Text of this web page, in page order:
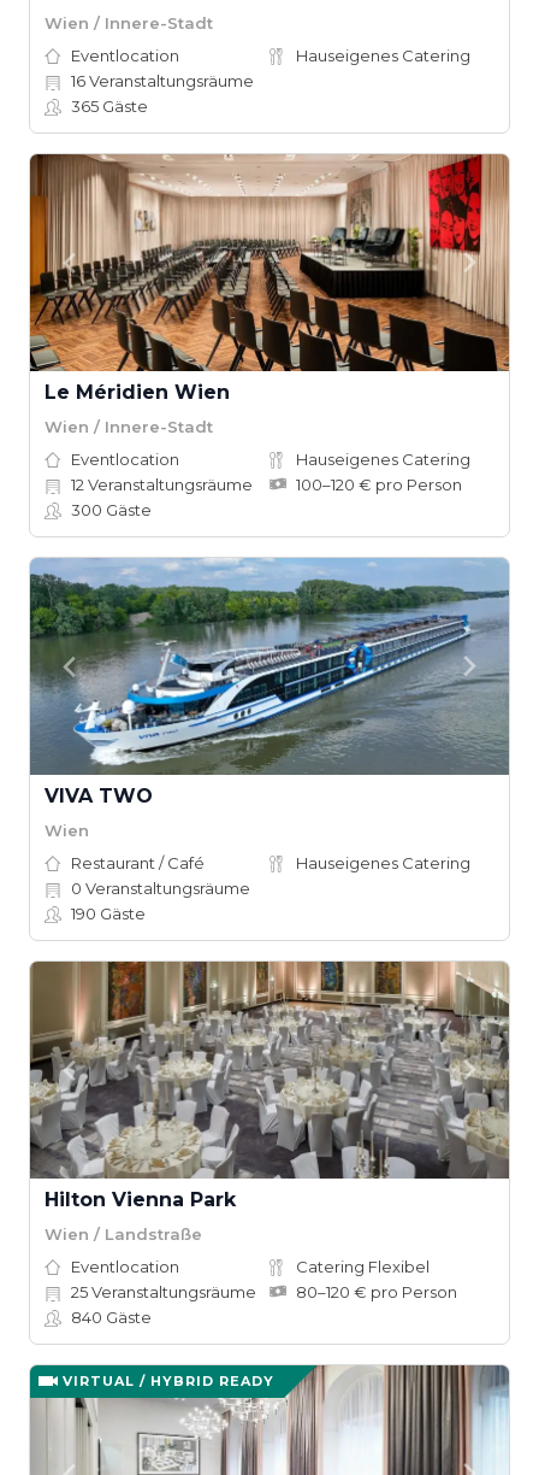
Wien / Innere-Stadt
Eventlocation
Hauseigenes Catering
16Veranstaltungsräume
365 Gäste
Le Méridien Wien
Wien / Innere-Stadt
Eventlocation
Hauseigenes Catering
12 Veranstaltungsräume
100–120 € pro Person
300 Gäste
VIVA TWO
Wien
Restaurant / Café
Hauseigenes Catering
0 Veranstaltungsräume
190 Gäste
Hilton Vienna Park
Wien / Landstraße
Eventlocation
Catering Flexibel
25Veranstaltungsräume
80–120 € pro Person
840 Gäste
VIRTUAL / HYBRID READY